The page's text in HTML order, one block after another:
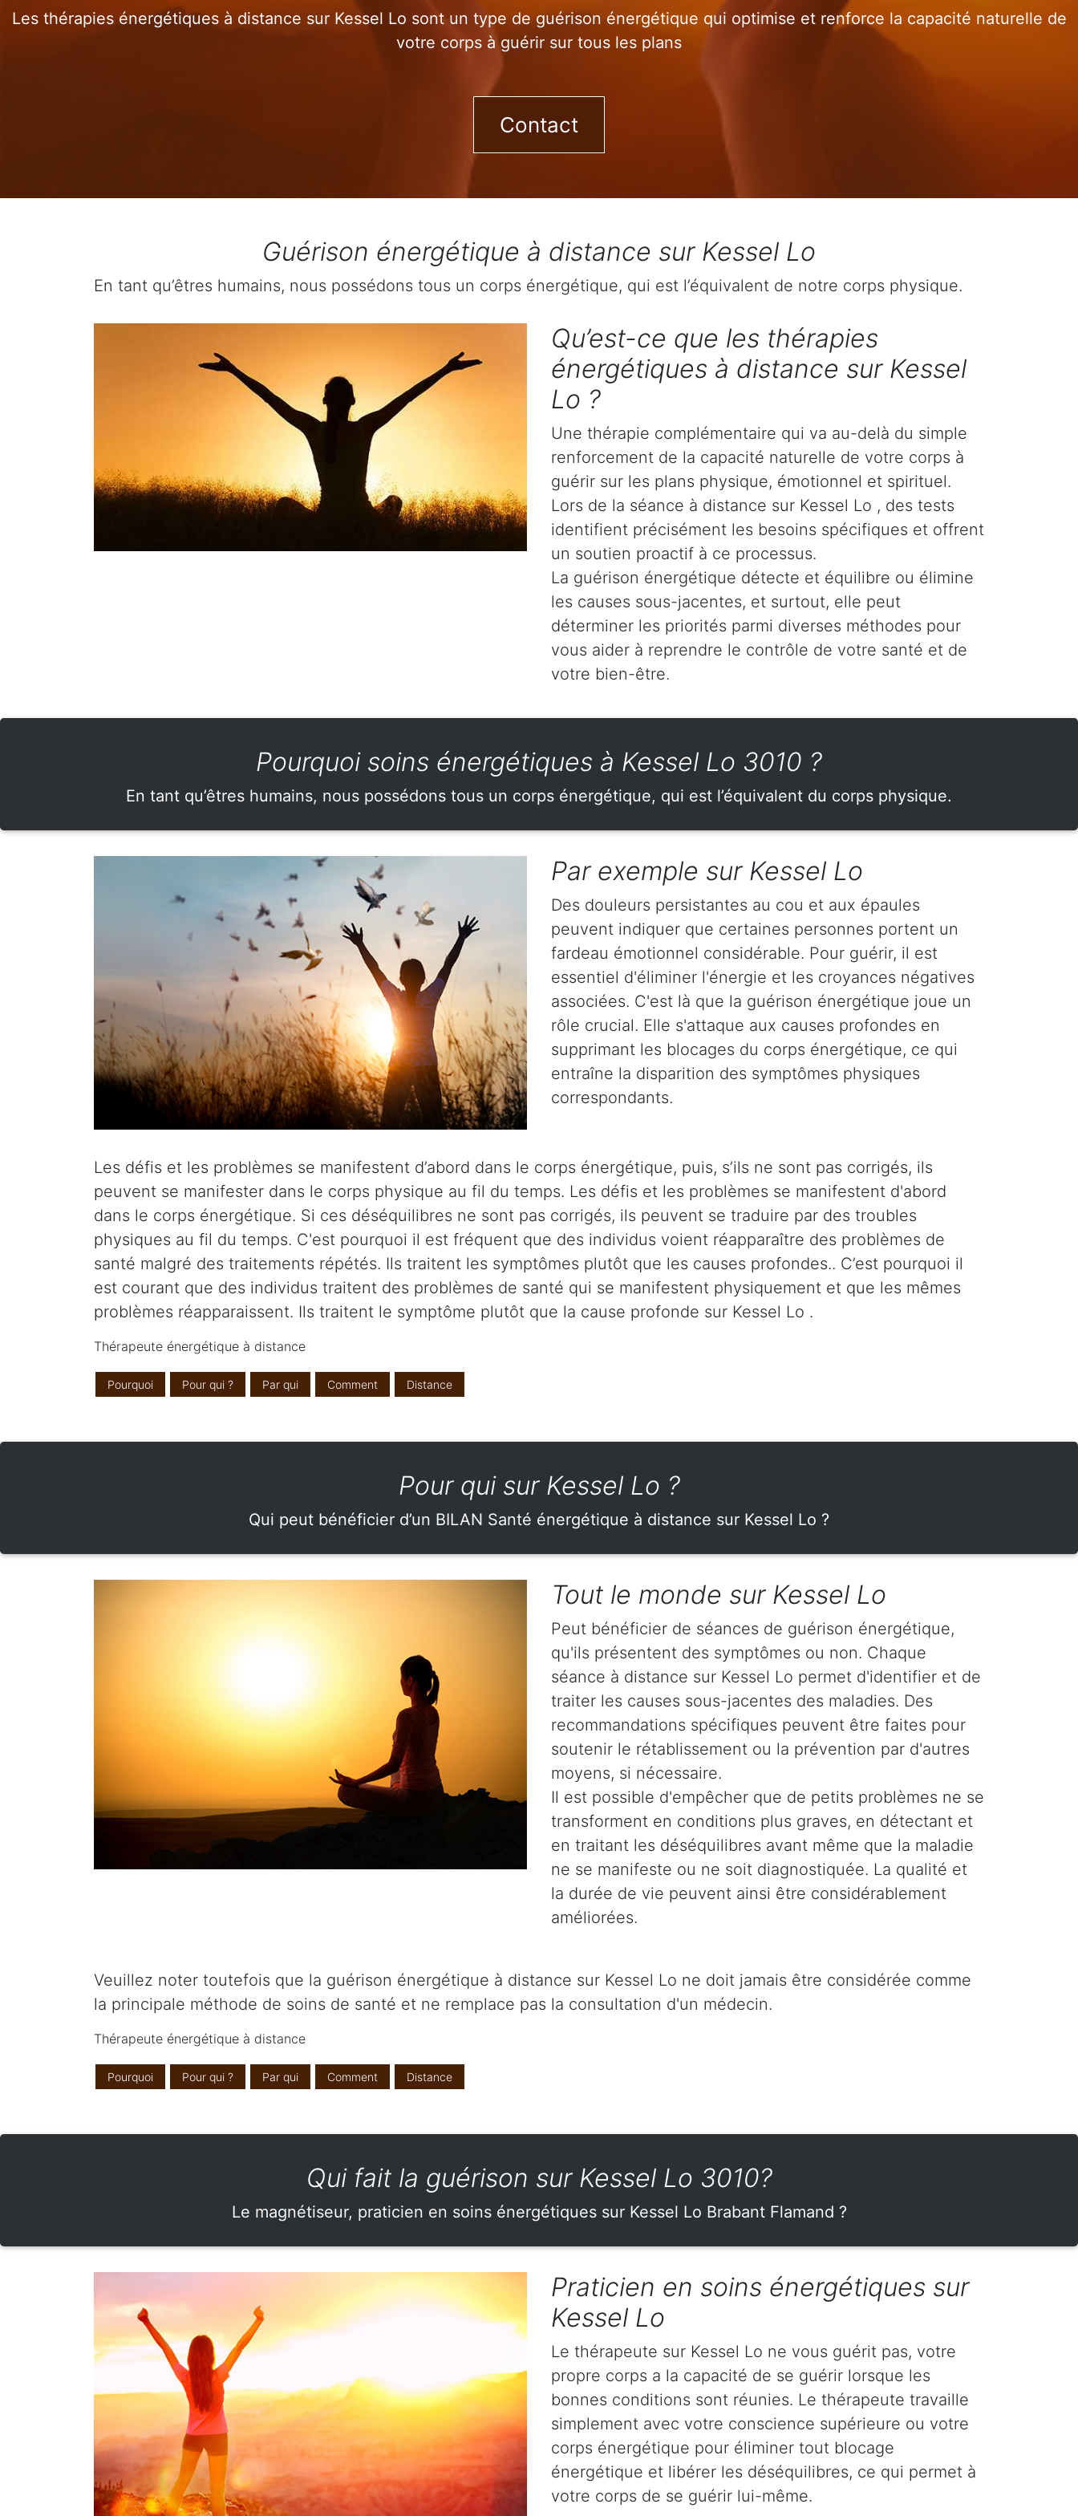
Les thérapies énergétiques à distance sur Kessel Lo sont un type de guérison énergétique qui optimise et renforce la capacité naturelle de
votre corps à guérir sur tous les plans
Contact
Guérison énergétique à distance sur Kessel Lo
En tant qu’êtres humains, nous possédons tous un corps énergétique, qui est l’équivalent de notre corps physique.
Qu’est-ce que les thérapies
énergétiques à distance sur Kessel
Lo ?
Une thérapie complémentaire qui va au-delà du simple
renforcement de la capacité naturelle de votre corps à
guérir sur les plans physique, émotionnel et spirituel.
Lors de la séance à distance sur Kessel Lo , des tests
identifient précisément les besoins spécifiques et offrent
un soutien proactif à ce processus.
La guérison énergétique détecte et équilibre ou élimine
les causes sous-jacentes, et surtout, elle peut
déterminer les priorités parmi diverses méthodes pour
vous aider à reprendre le contrôle de votre santé et de
votre bien-être.
Pourquoi soins énergétiques à Kessel Lo 3010 ?
En tant qu’êtres humains, nous possédons tous un corps énergétique, qui est l’équivalent du corps physique.
Par exemple sur Kessel Lo
Des douleurs persistantes au cou et aux épaules
peuvent indiquer que certaines personnes portent un
fardeau émotionnel considérable. Pour guérir, il est
essentiel d'éliminer l'énergie et les croyances négatives
associées. C'est là que la guérison énergétique joue un
rôle crucial. Elle s'attaque aux causes profondes en
supprimant les blocages du corps énergétique, ce qui
entraîne la disparition des symptômes physiques
correspondants.
Les défis et les problèmes se manifestent d’abord dans le corps énergétique, puis, s’ils ne sont pas corrigés, ils
peuvent se manifester dans le corps physique au fil du temps. Les défis et les problèmes se manifestent d'abord
dans le corps énergétique. Si ces déséquilibres ne sont pas corrigés, ils peuvent se traduire par des troubles
physiques au fil du temps. C'est pourquoi il est fréquent que des individus voient réapparaître des problèmes de
santé malgré des traitements répétés. Ils traitent les symptômes plutôt que les causes profondes.. C’est pourquoi il
est courant que des individus traitent des problèmes de santé qui se manifestent physiquement et que les mêmes
problèmes réapparaissent. Ils traitent le symptôme plutôt que la cause profonde sur Kessel Lo .
Thérapeute énergétique à distance
Pourquoi Pour qui ? Par qui Comment Distance
Pour qui sur Kessel Lo ?
Qui peut bénéficier d’un BILAN Santé énergétique à distance sur Kessel Lo ?
Tout le monde sur Kessel Lo
Peut bénéficier de séances de guérison énergétique,
qu'ils présentent des symptômes ou non. Chaque
séance à distance sur Kessel Lo permet d'identifier et de
traiter les causes sous-jacentes des maladies. Des
recommandations spécifiques peuvent être faites pour
soutenir le rétablissement ou la prévention par d'autres
moyens, si nécessaire.
Il est possible d'empêcher que de petits problèmes ne se
transforment en conditions plus graves, en détectant et
en traitant les déséquilibres avant même que la maladie
ne se manifeste ou ne soit diagnostiquée. La qualité et
la durée de vie peuvent ainsi être considérablement
améliorées.
Veuillez noter toutefois que la guérison énergétique à distance sur Kessel Lo ne doit jamais être considérée comme
la principale méthode de soins de santé et ne remplace pas la consultation d'un médecin.
Thérapeute énergétique à distance
Pourquoi Pour qui ? Par qui Comment Distance
Qui fait la guérison sur Kessel Lo 3010?
Le magnétiseur, praticien en soins énergétiques sur Kessel Lo Brabant Flamand ?
Praticien en soins énergétiques sur
Kessel Lo
Le thérapeute sur Kessel Lo ne vous guérit pas, votre
propre corps a la capacité de se guérir lorsque les
bonnes conditions sont réunies. Le thérapeute travaille
simplement avec votre conscience supérieure ou votre
corps énergétique pour éliminer tout blocage
énergétique et libérer les déséquilibres, ce qui permet à
votre corps de se guérir lui-même.